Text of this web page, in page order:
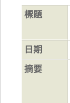
標題
日期
摘要